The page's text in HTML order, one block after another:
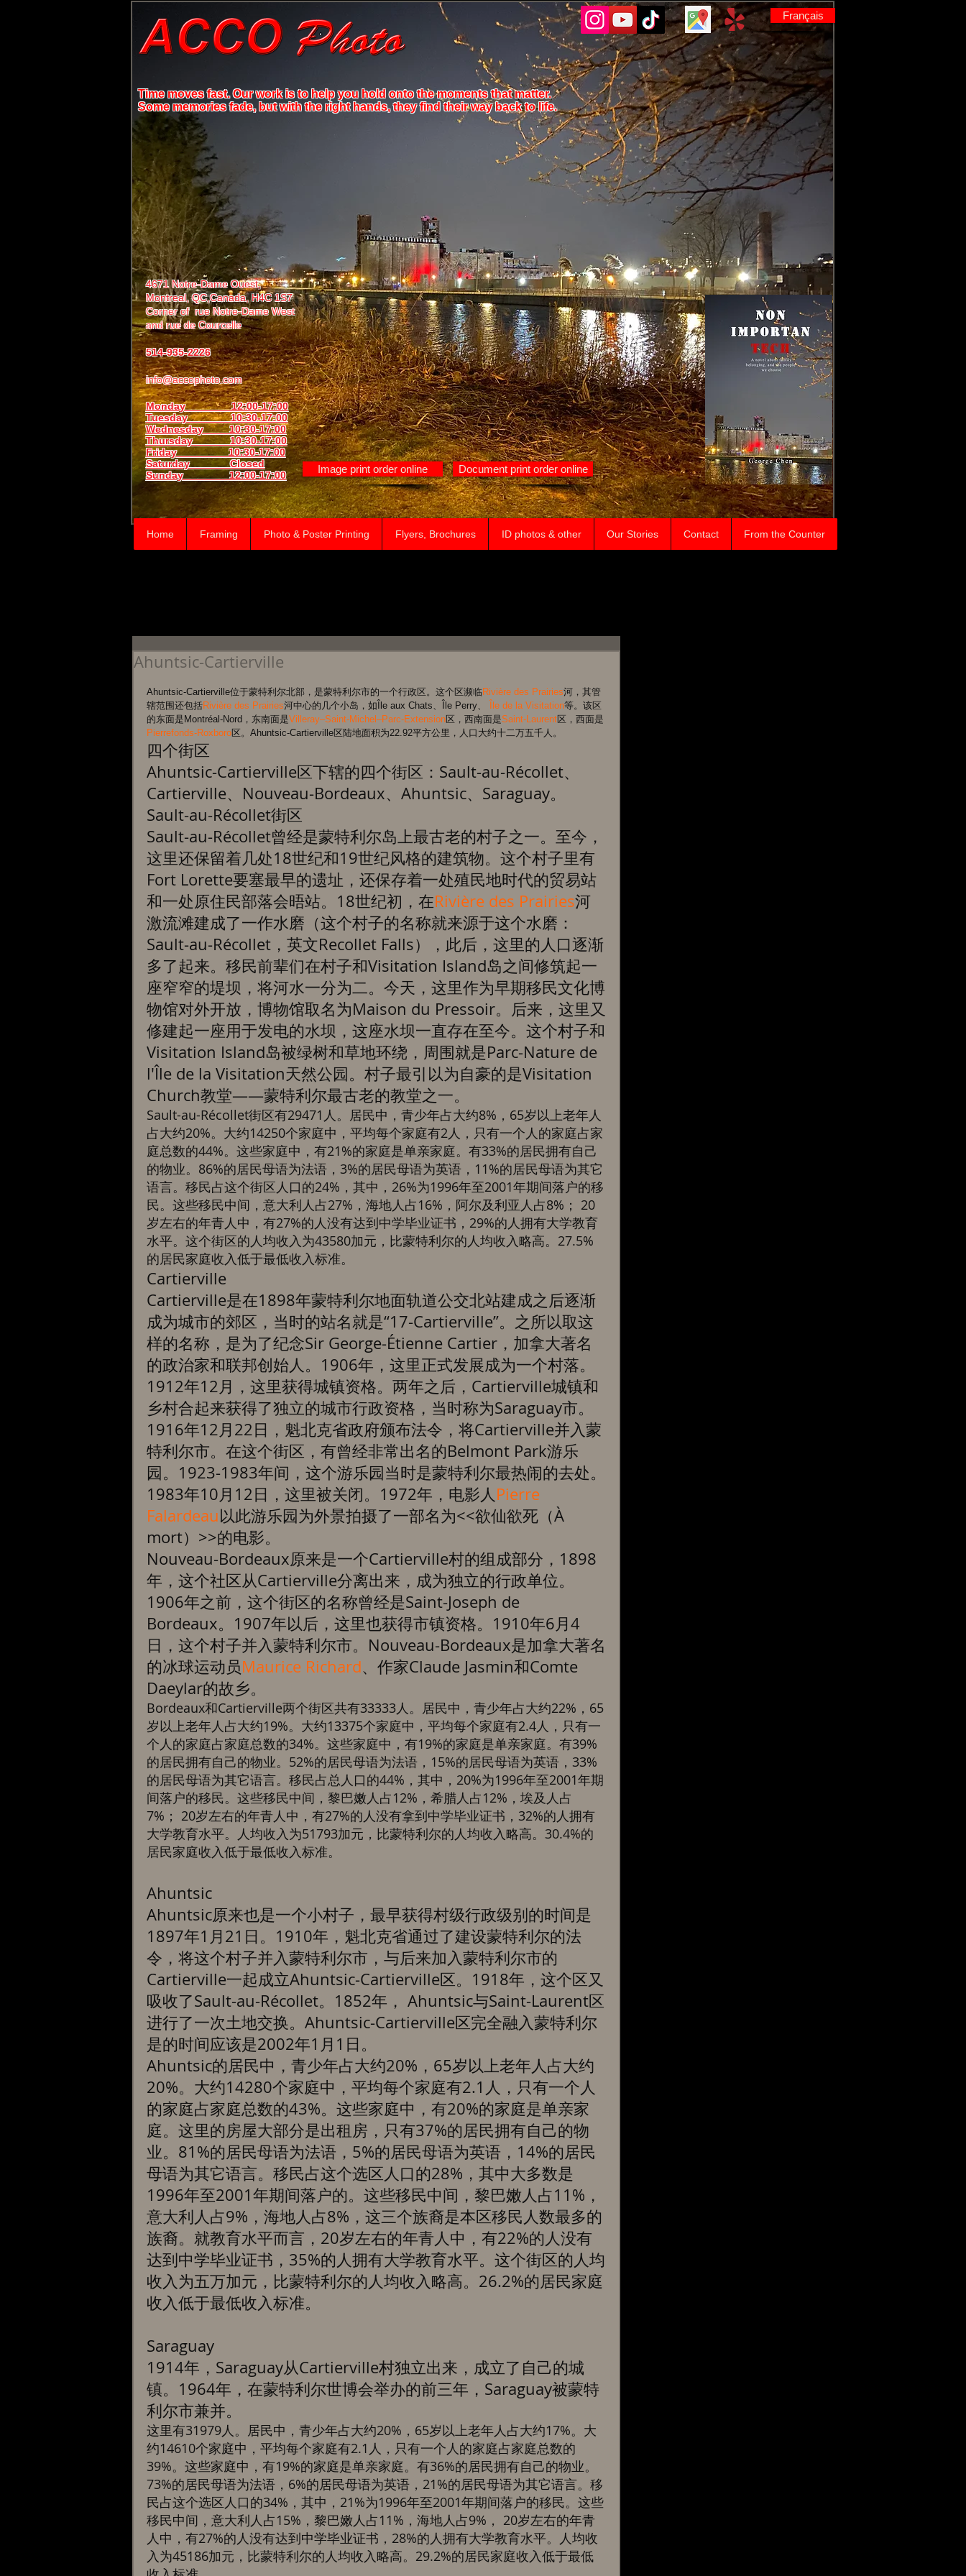
4671 Notre-Dame Ouest,
Montreal, QC,Canada, H4C 1S7
Corner of rue Notre-Dame West
andrue de Courcelle
514-935-2226
info@accophoto.com
Monday 12:00-17:00
Tuesday 10:30-17:00
Wednesday 10:30-17:00
Thursday10:30-17:00
Friday 10:30-17:00
Saturday Closed
Sunday12:00-17:00
Français
Home Framing Photo & Poster Printing Flyers, Brochures ID photos & other Our Stories Contact From the Counter
Time moves fast. Our work is to help you hold onto the moments that matter.
Some memories fade, but with the right hands, they find their way back to life.
Image print order online Document print order online
Ahuntsic-Cartierville
Ahuntsic-Cartierville位于蒙特利尔北部，是蒙特利尔市的一个行政区。这个区濒临 Rivière des Prairies河，其管
辖范围还包括Rivière des Prairies河中心的几个小岛，如Île aux Chats、Île Perry、 Île de la Visitation等。该区
的东面是Montréal-Nord，东南面是Villeray–Saint-Michel–Parc-Extension区，西南面是Saint-Laurent区，西面是
Pierrefonds-Roxboro区。Ahuntsic-Cartierville区陆地面积为22.92平方公里，人口大约十二万五千人。
四个街区
Ahuntsic-Cartierville区下辖的四个街区：Sault-au-Récollet、
Cartierville、Nouveau-Bordeaux、Ahuntsic、Saraguay。
Sault-au-Récollet街区
Sault-au-Récollet曾经是蒙特利尔岛上最古老的村子之一。至今，
这里还保留着几处18世纪和19世纪风格的建筑物。这个村子里有
Fort Lorette要塞最早的遗址，还保存着一处殖民地时代的贸易站
和一处原住民部落会晤站。18世纪初，在Rivière des Prairies河
激流滩建成了一作水磨（这个村子的名称就来源于这个水磨：
Sault-au-Récollet，英文Recollet Falls），此后，这里的人口逐渐
多了起来。移民前辈们在村子和Visitation Island岛之间修筑起一
座窄窄的堤坝，将河水一分为二。今天，这里作为早期移民文化博
物馆对外开放，博物馆取名为Maison du Pressoir。后来，这里又
修建起一座用于发电的水坝，这座水坝一直存在至今。这个村子和
Visitation Island岛被绿树和草地环绕，周围就是Parc-Nature de
l'Île de la Visitation天然公园。村子最引以为自豪的是Visitation
Church教堂——蒙特利尔最古老的教堂之一。
Sault-au-Récollet街区有29471人。居民中，青少年占大约8%，65岁以上老年人
占大约20%。大约14250个家庭中，平均每个家庭有2人，只有一个人的家庭占家
庭总数的44%。这些家庭中，有21%的家庭是单亲家庭。有33%的居民拥有自己
的物业。86%的居民母语为法语，3%的居民母语为英语，11%的居民母语为其它
语言。移民占这个街区人口的24%，其中，26%为1996年至2001年期间落户的移
民。这些移民中间，意大利人占27%，海地人占16%，阿尔及利亚人占8%； 20
岁左右的年青人中，有27%的人没有达到中学毕业证书，29%的人拥有大学教育
水平。这个街区的人均收入为43580加元，比蒙特利尔的人均收入略高。27.5%
的居民家庭收入低于最低收入标准。
Cartierville
Cartierville是在1898年蒙特利尔地面轨道公交北站建成之后逐渐
成为城市的郊区，当时的站名就是“17-Cartierville”。之所以取这
样的名称，是为了纪念Sir George-Étienne Cartier，加拿大著名
的政治家和联邦创始人。1906年，这里正式发展成为一个村落。
1912年12月，这里获得城镇资格。两年之后，Cartierville城镇和
乡村合起来获得了独立的城市行政资格，当时称为Saraguay市。
1916年12月22日，魁北克省政府颁布法令，将Cartierville并入蒙
特利尔市。在这个街区，有曾经非常出名的Belmont Park游乐
园。1923-1983年间，这个游乐园当时是蒙特利尔最热闹的去处。
1983年10月12日，这里被关闭。1972年，电影人 Pierre
Falardeau以此游乐园为外景拍摄了一部名为<<欲仙欲死（À
mort）>>的电影。
Nouveau-Bordeaux原来是一个Cartierville村的组成部分，1898
年，这个社区从Cartierville分离出来，成为独立的行政单位。
1906年之前，这个街区的名称曾经是Saint-Joseph de
Bordeaux。1907年以后，这里也获得市镇资格。1910年6月4
日，这个村子并入蒙特利尔市。Nouveau-Bordeaux是加拿大著名
的冰球运动员Maurice Richard、作家Claude Jasmin和Comte
Daeylar的故乡。
Bordeaux和Cartierville两个街区共有33333人。居民中，青少年占大约22%，65
岁以上老年人占大约19%。大约13375个家庭中，平均每个家庭有2.4人，只有一
个人的家庭占家庭总数的34%。这些家庭中，有19%的家庭是单亲家庭。有39%
的居民拥有自己的物业。52%的居民母语为法语，15%的居民母语为英语，33%
的居民母语为其它语言。移民占总人口的44%，其中，20%为1996年至2001年期
间落户的移民。这些移民中间，黎巴嫩人占12%，希腊人占12%，埃及人占
7%； 20岁左右的年青人中，有27%的人没有拿到中学毕业证书，32%的人拥有
大学教育水平。人均收入为51793加元，比蒙特利尔的人均收入略高。30.4%的
居民家庭收入低于最低收入标准。
Ahuntsic
Ahuntsic原来也是一个小村子，最早获得村级行政级别的时间是
1897年1月21日。1910年，魁北克省通过了建设蒙特利尔的法
令，将这个村子并入蒙特利尔市，与后来加入蒙特利尔市的
Cartierville一起成立Ahuntsic-Cartierville区。1918年，这个区又
吸收了Sault-au-Récollet。1852年， Ahuntsic与Saint-Laurent区
进行了一次土地交换。Ahuntsic-Cartierville区完全融入蒙特利尔
是的时间应该是2002年1月1日。
Ahuntsic的居民中，青少年占大约20%，65岁以上老年人占大约
20%。大约14280个家庭中，平均每个家庭有2.1人，只有一个人
的家庭占家庭总数的43%。这些家庭中，有20%的家庭是单亲家
庭。这里的房屋大部分是出租房，只有37%的居民拥有自己的物
业。81%的居民母语为法语，5%的居民母语为英语，14%的居民
母语为其它语言。移民占这个选区人口的28%，其中大多数是
1996年至2001年期间落户的。这些移民中间，黎巴嫩人占11%，
意大利人占9%，海地人占8%，这三个族裔是本区移民人数最多的
族裔。就教育水平而言，20岁左右的年青人中，有22%的人没有
达到中学毕业证书，35%的人拥有大学教育水平。这个街区的人均
收入为五万加元，比蒙特利尔的人均收入略高。26.2%的居民家庭
收入低于最低收入标准。
Saraguay
1914年，Saraguay从Cartierville村独立出来，成立了自己的城
镇。1964年，在蒙特利尔世博会举办的前三年，Saraguay被蒙特
利尔市兼并。
这里有31979人。居民中，青少年占大约20%，65岁以上老年人占大约17%。大
约14610个家庭中，平均每个家庭有2.1人，只有一个人的家庭占家庭总数的
39%。这些家庭中，有19%的家庭是单亲家庭。有36%的居民拥有自己的物业。
73%的居民母语为法语，6%的居民母语为英语，21%的居民母语为其它语言。移
民占这个选区人口的34%，其中，21%为1996年至2001年期间落户的移民。这些
移民中间，意大利人占15%，黎巴嫩人占11%，海地人占9%， 20岁左右的年青
人中，有27%的人没有达到中学毕业证书，28%的人拥有大学教育水平。人均收
入为45186加元，比蒙特利尔的人均收入略高。29.2%的居民家庭收入低于最低